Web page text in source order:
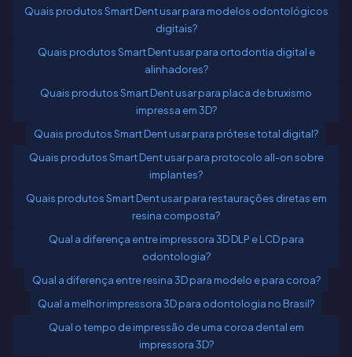
Quais produtos Smart Dent usar para modelos odontológicos
digitais?
Quais produtos Smart Dent usar para ortodontia digital e
alinhadores?
Quais produtos Smart Dent usar para placa de bruxismo
impressa em 3D?
Quais produtos Smart Dent usar para prótese total digital?
Quais produtos Smart Dent usar para protocolo all-on sobre
implantes?
Quais produtos Smart Dent usar para restaurações diretas em
resina composta?
Qual a diferença entre impressora 3D DLP e LCD para
odontologia?
Qual a diferença entre resina 3D para modelo e para coroa?
Qual a melhor impressora 3D para odontologia no Brasil?
Qual o tempo de impressão de uma coroa dental em
impressora 3D?